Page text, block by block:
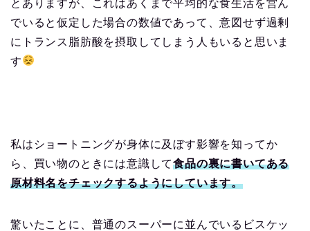
とありますが、これはあくまで平均的な食生活を営ん
でいると仮定した場合の数値であって、意図せず過剰
にトランス脂肪酸を摂取してしまう人もいると思いま
す
私はショートニングが身体に及ぼす影響を知ってか
ら、買い物のときには意識して食品の裏に書いてある
原材料名をチェックするようにしています。
驚いたことに、普通のスーパーに並んでいるビスケッ